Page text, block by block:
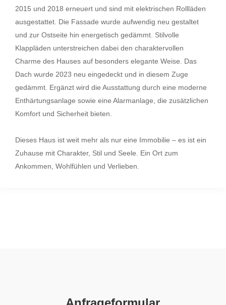
2015 und 2018 erneuert und sind mit elektrischen Rollläden
ausgestattet. Die Fassade wurde aufwendig neu gestaltet
und zur Ostseite hin energetisch gedämmt. Stilvolle
Klappläden unterstreichen dabei den charaktervollen
Charme des Hauses auf besonders elegante Weise. Das
Dach wurde 2023 neu eingedeckt und in diesem Zuge
gedämmt. Ergänzt wird die Ausstattung durch eine moderne
Enthärtungsanlage sowie eine Alarmanlage, die zusätzlichen
Komfort und Sicherheit bieten.
Dieses Haus ist weit mehr als nur eine Immobilie – es ist ein
Zuhause mit Charakter, Stil und Seele. Ein Ort zum
Ankommen, Wohlfühlen und Verlieben.